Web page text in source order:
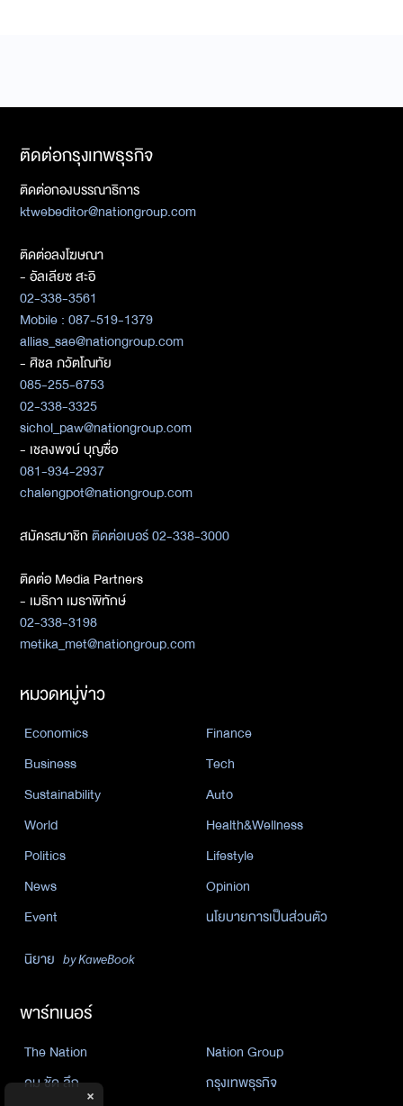
ติดต่อกรุงเทพธุรกิจ
ติดต่อกองบรรณาธิการ
ktwebeditor@nationgroup.com
ติดต่อลงโฆษณา
- อัลเลียซ สะอิ
02-338-3561
Mobile : 087-519-1379
allias_sae@nationgroup.com
- ศิชล ภวัตโณทัย
085-255-6753
02-338-3325
sichol_paw@nationgroup.com
- เชลงพจน์ บุญซื่อ
081-934-2937
chalengpot@nationgroup.com
สมัครสมาชิกติดต่อเบอร์ 02-338-3000
ติดต่อ Media Partners
- เมธิกา เมธาพิทักษ์
02-338-3198
metika_met@nationgroup.com
หมวดหมู่ข่าว
Economics
Finance
Business
Tech
Sustainability
Auto
World
Health&Wellness
Politics
Lifestyle
News
Opinion
Event
นโยบายการเป็นส่วนตัว
นิยาย by KaweBook
พาร์ทเนอร์
The Nation
Nation Group
คม ชัด ลึก
กรุงเทพธุรกิจ
×